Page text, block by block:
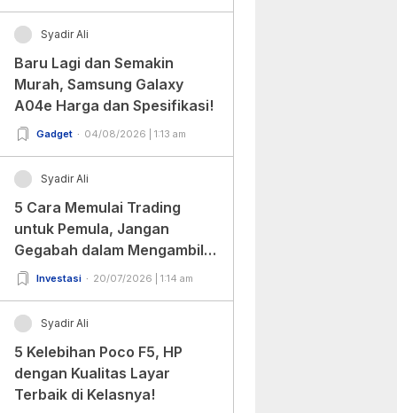
Syadir Ali
Baru Lagi dan Semakin
Murah, Samsung Galaxy
A04e Harga dan Spesifikasi!
Gadget 04/08/2026 | 1:13 am
Syadir Ali
5 Cara Memulai Trading
untuk Pemula, Jangan
Gegabah dalam Mengambil
Keputusan!
Investasi 20/07/2026 | 1:14 am
Syadir Ali
5 Kelebihan Poco F5, HP
dengan Kualitas Layar
Terbaik di Kelasnya!